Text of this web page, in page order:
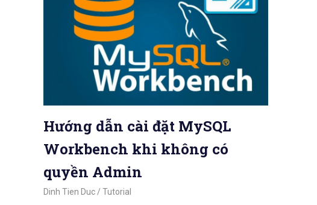
Hướng dẫn cài đặt MySQL
Workbench khi không có
quyền Admin
October 28, 2024
Dinh Tien Duc Tutorial